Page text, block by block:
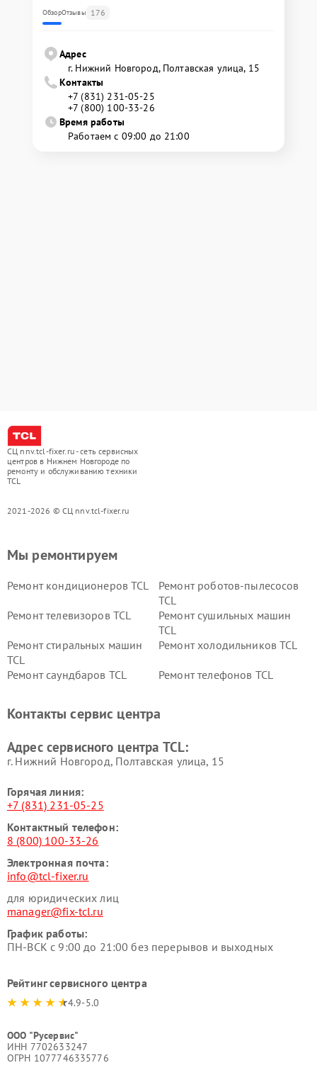
ОбзорОтзывы 176
Адрес
г. Нижний Новгород, Полтавская улица, 15
Контакты
+7 (831) 231-05-25
+7 (800) 100-33-26
Время работы
Работаем с 09:00 до 21:00
СЦ nnv.tcl-fixer.ru - сеть сервисных
центров в Нижнем Новгороде по
ремонту и обслуживанию техники
TCL
2021-2026 © СЦ nnv.tcl-fixer.ru
Мы ремонтируем
Ремонт кондиционеров TCL
Ремонт роботов-пылесосов
TCL
Ремонт телевизоров TCL
Ремонт сушильных машин
TCL
Ремонт стиральных машин
TCL
Ремонт холодильников TCL
Ремонт саундбаров TCL Ремонт телефонов TCL
Контакты сервис центра
Адрес сервисного центра TCL:
г. Нижний Новгород, Полтавская улица, 15
Горячая линия:
+7 (831) 231-05-25
Контактный телефон:
8 (800) 100-33-26
Электронная почта:
info@tcl-fixer.ru
для юридических лиц
manager@fix-tcl.ru
График работы:
ПН-ВСК с 9:00 до 21:00 без перерывов и выходных
Рейтинг сервисного центра
4.9-5.0
ООО "Русервис"
ИНН 7702633247
ОГРН 1077746335776